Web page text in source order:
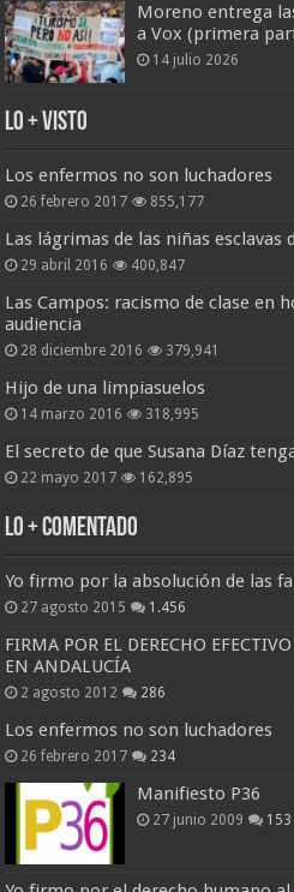
Moreno entrega
a Vox (primera
14 julio 2026
Lo + Visto
Los enfermos no son luchadores
26 febrero 2017 855,177
Las lágrimas de las niñas esclavas
29 abril 2016 400,847
Las Campos: racismo de clase en
audiencia
28 diciembre 2016 379,941
Hijo de una limpiasuelos
14 marzo 2016 318,995
El secreto de que Susana Díaz
22 mayo 2017 162,895
Lo + Comentado
Yo firmo por la absolución de las
27 agosto 2015 1.456
FIRMA POR EL DERECHO
EN ANDALUCÍA
2 agosto 2012 286
Los enfermos no son luchadores
26 febrero 2017 234
Manifiesto P36
27 junio 2009 153